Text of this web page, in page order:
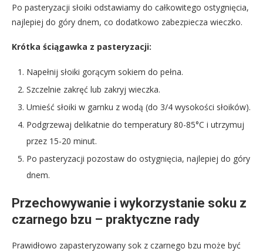
Po pasteryzacji słoiki odstawiamy do całkowitego ostygnięcia,
najlepiej do góry dnem, co dodatkowo zabezpiecza wieczko.
Krótka ściągawka z pasteryzacji:
Napełnij słoiki gorącym sokiem do pełna.
Szczelnie zakręć lub zakryj wieczka.
Umieść słoiki w garnku z wodą (do 3/4 wysokości słoików).
Podgrzewaj delikatnie do temperatury 80-85°C i utrzymuj
przez 15-20 minut.
Po pasteryzacji pozostaw do ostygnięcia, najlepiej do góry
dnem.
Przechowywanie i wykorzystanie soku z
czarnego bzu – praktyczne rady
Prawidłowo zapasteryzowany sok z czarnego bzu może być